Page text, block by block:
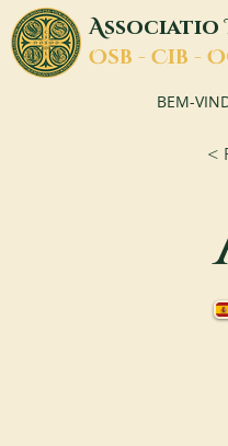
Associatio
OSB - CIB - O
BEM-
<